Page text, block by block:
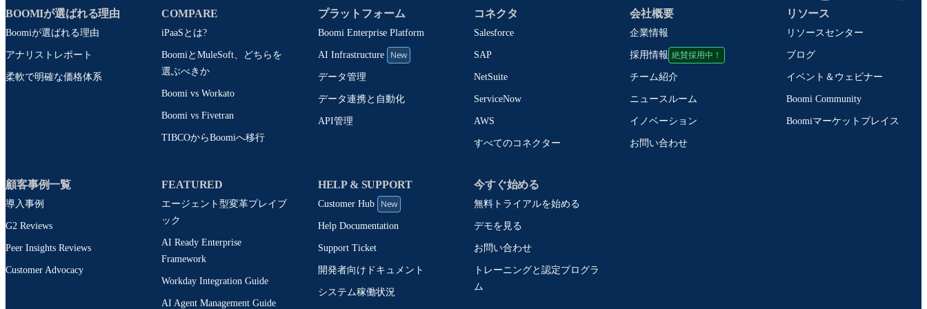
BOOMIが選ばれる理由
Boomiが選ばれる理由
アナリストレポート
柔軟で明確な価格体系
COMPARE
iPaaSとは?
BoomiとMuleSoft、どちらを
選ぶべきか
Boomi vs Workato
Boomi vs Fivetran
TIBCOからBoomiへ移行
プラットフォーム
Boomi Enterprise Platform
AI Infrastructure New
データ管理
データ連携と自動化
API管理
コネクタ
Salesforce
SAP
NetSuite
ServiceNow
AWS
すべてのコネクター
会社概要
企業情報
採用情報 絶賛採用中！
チーム紹介
ニュースルーム
イノベーション
お問い合わせ
リソース
リソースセンター
ブログ
イベント＆ウェビナー
Boomi Community
Boomiマーケットプレイス
顧客事例一覧
導入事例
G2 Reviews
Peer Insights Reviews
Customer Advocacy
FEATURED
エージェント型変革プレイブ
ック
AI Ready Enterprise
Framework
Workday Integration Guide
AI Agent Management Guide
HELP & SUPPORT
Customer Hub New
Help Documentation
Support Ticket
開発者向けドキュメント
システム稼働状況
今すぐ始める
無料トライアルを始める
デモを見る
お問い合わせ
トレーニングと認定プログラ
ム